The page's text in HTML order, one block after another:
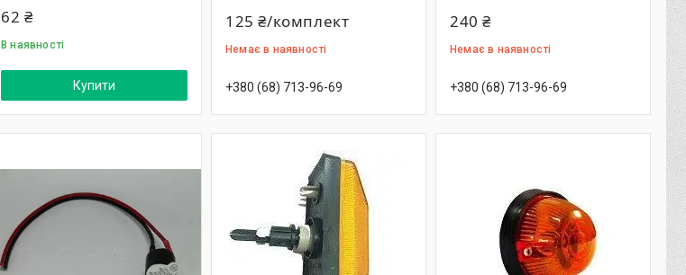
62 ₴
В наявності
Купити
125 ₴/комплект
Немає в наявності
+380 (68) 713-96-69
240 ₴
Немає в наявності
+380 (68) 713-96-69